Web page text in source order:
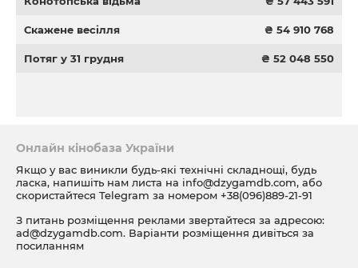
Скажене весілля ₴ 54 910 768
Потяг у 31 грудня ₴ 52 048 550
Онлайн кінобаза України
Якщо у вас виникли будь-які технічні складнощі, будь
ласка, напишіть нам листа на info@dzygamdb.com, або
скористайтеся Telegram за номером +38(096)889-21-91
З питань розміщення реклами звертайтеся за адресою:
ad@dzygamdb.com. Варіанти розміщення дивіться за
посиланням